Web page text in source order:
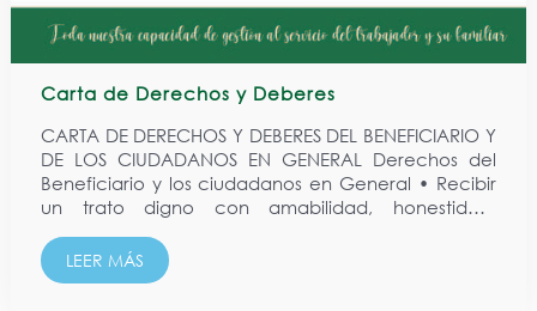
Carta de Derechos y Deberes
CARTA DE DERECHOS Y DEBERES DEL BENEFICIARIO Y
DE LOS CIUDADANOS EN GENERAL Derechos del
Beneficiario y los ciudadanos en General • Recibir
un trato digno con amabilidad, honestidad,
discriminación por razones sociales, raciales
económicas e ideológicas,...
LEER MÁS